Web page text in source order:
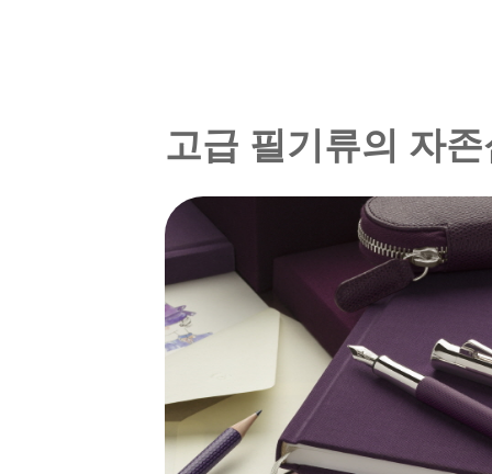
고급 필기류의 자존